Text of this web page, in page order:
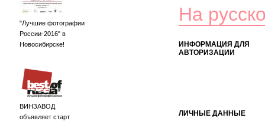
"Лучшие фотографии
России-2016" в
Новосибирске!
ВИНЗАВОД
объявляет старт
На
ИНФОРМАЦИЯ ДЛЯ
АВТОРИЗАЦИИ
ЛИЧНЫЕ ДАННЫЕ